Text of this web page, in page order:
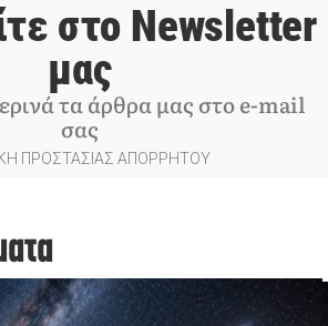
στο Newsletter
μας
τα άρθρα μας στο e-mail
σας
ΠΡΟΣΤΑΣΙΑΣ ΑΠΟΡΡΗΤΟΥ